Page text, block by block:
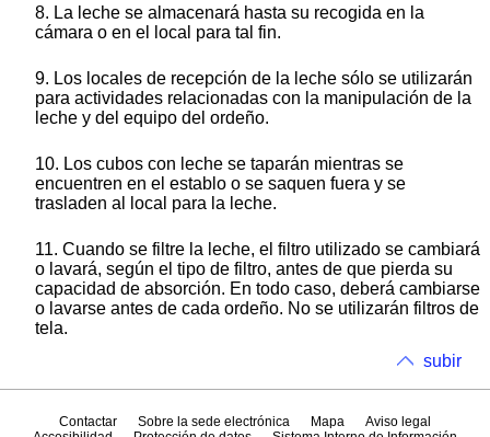
8. La leche se almacenará hasta su recogida en la
cámara o en el local para tal fin.
9. Los locales de recepción de la leche sólo se utilizarán
para actividades relacionadas con la manipulación de la
leche y del equipo del ordeño.
10. Los cubos con leche se taparán mientras se
encuentren en el establo o se saquen fuera y se
trasladen al local para la leche.
11. Cuando se filtre la leche, el filtro utilizado se cambiará
o lavará, según el tipo de filtro, antes de que pierda su
capacidad de absorción. En todo caso, deberá cambiarse
o lavarse antes de cada ordeño. No se utilizarán filtros de
tela.
subir
Contactar Sobre la sede electrónica Mapa
Aviso legal